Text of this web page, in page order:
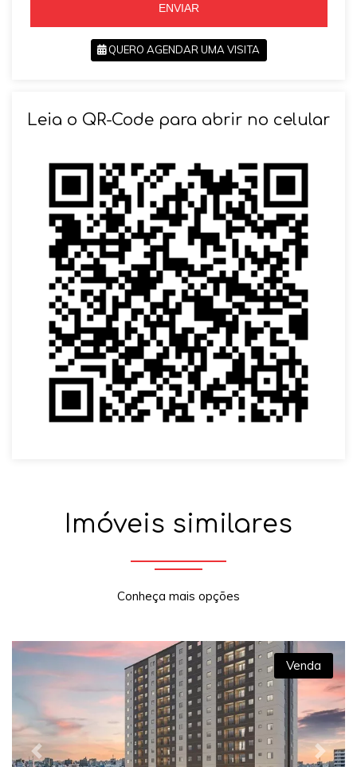
ENVIAR
QUERO AGENDAR UMA VISITA
Leia o QR-Code para abrir no celular
Imóveis similares
Conheça mais opções
Previous Next
Venda